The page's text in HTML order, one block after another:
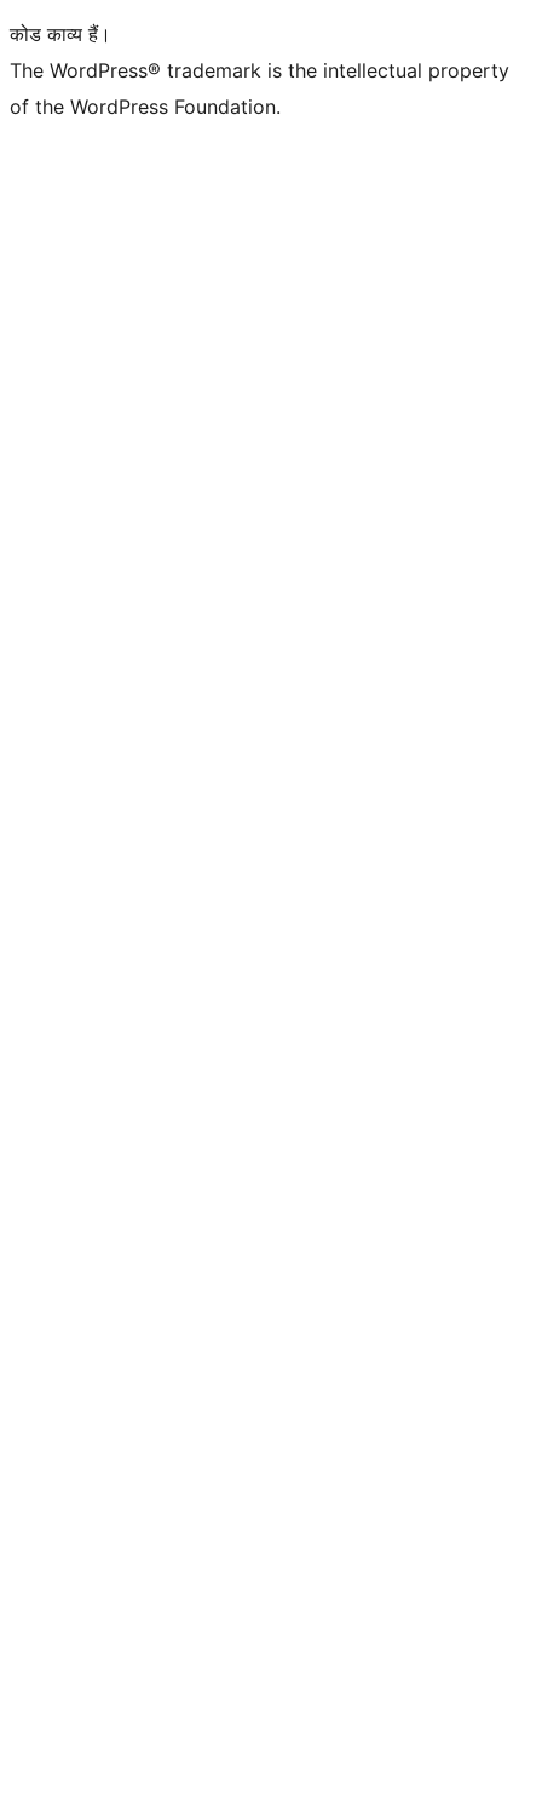
कोड काव्य हैं।
The WordPress® trademark is the intellectual property
of the WordPress Foundation.